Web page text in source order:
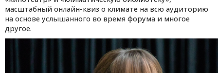
масштабный онлайн-квиз о климате на всю аудиторию
на основе услышанного во время форума и многое
другое.